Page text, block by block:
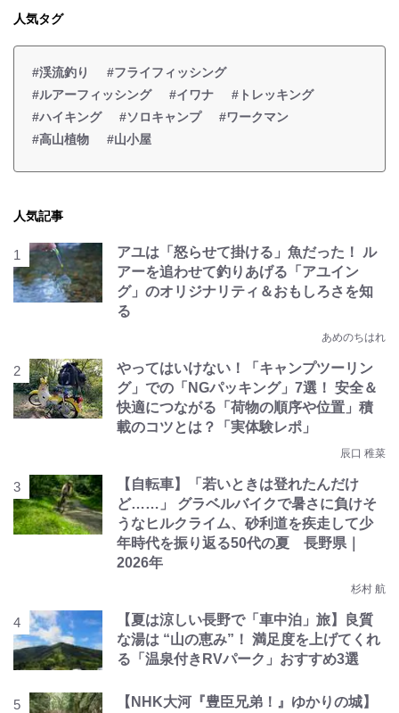
人気タグ
#渓流釣り
#フライフィッシング
#ルアーフィッシング
#イワナ
#トレッキング
#ハイキング
#ソロキャンプ
#ワークマン
#高山植物
#山小屋
人気記事
アユは「怒らせて掛ける」魚だった！ ル
アーを追わせて釣りあげる「アユイン
グ」のオリジナリティ＆おもしろさを知
る
あめのちはれ
やってはいけない！「キャンプツーリン
グ」での「NGパッキング」7選！ 安全＆
快適につながる「荷物の順序や位置」積
載のコツとは？「実体験レポ」
辰口 稚菜
【自転車】「若いときは登れたんだけ
ど……」 グラベルバイクで暑さに負けそ
うなヒルクライム、砂利道を疾走して少
年時代を振り返る50代の夏 長野県｜
2026年
杉村 航
【夏は涼しい長野で「車中泊」旅】良質
な湯は “山の恵み”！ 満足度を上げてくれ
る「温泉付きRVパーク」おすすめ3選
【NHK大河『豊臣兄弟！』ゆかりの城】